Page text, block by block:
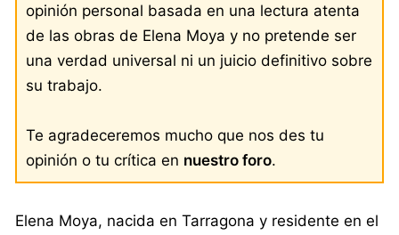
opinión personal basada en una lectura atenta
de las obras de Elena Moya y no pretende ser
una verdad universal ni un juicio definitivo sobre
su trabajo.
Te agradeceremos mucho que nos des tu
opinión o tu crítica en nuestro foro.
Elena Moya, nacida en Tarragona y residente en el